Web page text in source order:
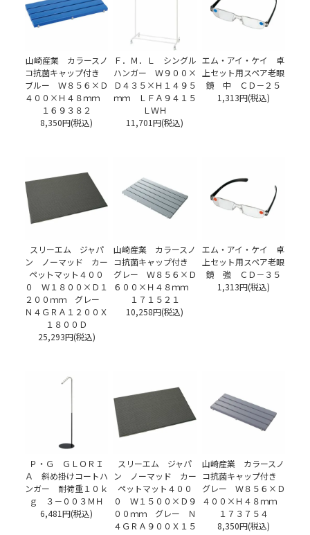
山崎産業 カラースノ
コ抗菌キャップ付き
ブルー Ｗ８５６×Ｄ
４００×Ｈ４８ｍｍ
１６９３８２
8,350円(税込)
Ｆ．Ｍ．Ｌ シングル
ハンガー Ｗ９００×
Ｄ４３５×Ｈ１４９５
ｍｍ ＬＦＡ９４１５
ＬＷＨ
11,701円(税込)
エム・アイ・ケイ 卓
上セット用スペア老眼
鏡 中 ＣＤ－２５
1,313円(税込)
スリーエム ジャパ
ン ノーマッド カー
ペットマット４００
０ Ｗ１８００×Ｄ１
２００ｍｍ グレー
Ｎ４ＧＲＡ１２００Ｘ
１８００Ｄ
25,293円(税込)
山崎産業 カラースノ
コ抗菌キャップ付き
グレー Ｗ８５６×Ｄ
６００×Ｈ４８ｍｍ
１７１５２１
10,258円(税込)
エム・アイ・ケイ 卓
上セット用スペア老眼
鏡 強 ＣＤ－３５
1,313円(税込)
Ｐ・Ｇ ＧＬＯＲＩ
Ａ 斜め掛けコートハ
ンガー 耐荷重１０ｋ
ｇ ３－００３ＭＨ
6,481円(税込)
スリーエム ジャパ
ン ノーマッド カー
ペットマット４００
０ Ｗ１５００×Ｄ９
００ｍｍ グレー Ｎ
４ＧＲＡ９００Ｘ１５
山崎産業 カラースノ
コ抗菌キャップ付き
グレー Ｗ８５６×Ｄ
４００×Ｈ４８ｍｍ
１７３７５４
8,350円(税込)